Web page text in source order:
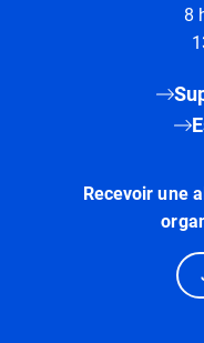
8
Recevoir une